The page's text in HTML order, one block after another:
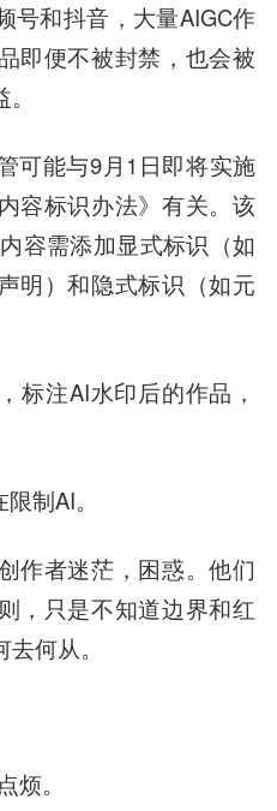
号和抖音，大量AIGC作
即便不被封禁，也会被
可能与9月1日即将实施
容标识办法》有关。该
容需添加显式标识（如
明）和隐式标识（如元
标注AI水印后的作品，
制AI。
作者迷茫，困惑。他们
，只是不知道边界和红
何从。
烦。